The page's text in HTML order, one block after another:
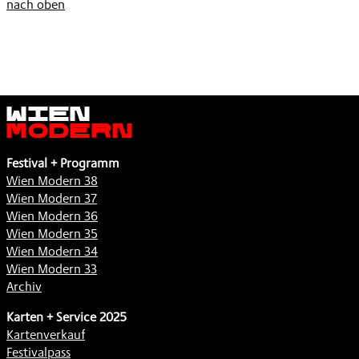
nach oben
Wien
Modern
Festival + Programm
Wien Modern 38
Wien Modern 37
Wien Modern 36
Wien Modern 35
Wien Modern 34
Wien Modern 33
Archiv
Karten + Service 2025
Kartenverkauf
Festivalpass